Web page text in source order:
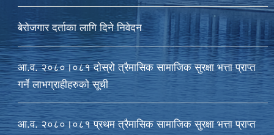
बेरोजगार दर्ताका लागि दिने निवेदन
आ.व. २०८०।०८१ दोस्रो त्रैमासिक सामाजिक सुरक्षा भत्ता प्राप्त
गर्ने लाभग्राहीहरुको सूची
आ‍.व. २०८०।०८१ प्रथम त्रैमासिक सामाजिक सुरक्षा भत्ता प्राप्त